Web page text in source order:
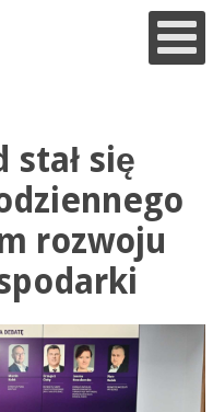
stał się
rozwoju